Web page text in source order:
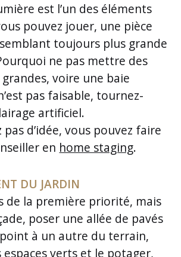
est l’un des éléments
pouvez jouer, une pièce
toujours plus grande
ne pas mettre des
voire une baie
pas faisable, tournez-
artificiel.
pas d’idée, vous pouvez faire
en home staging.
DU JARDIN
de la première priorité, mais
poser une allée de pavés
à un autre du terrain,
verts et le potager,